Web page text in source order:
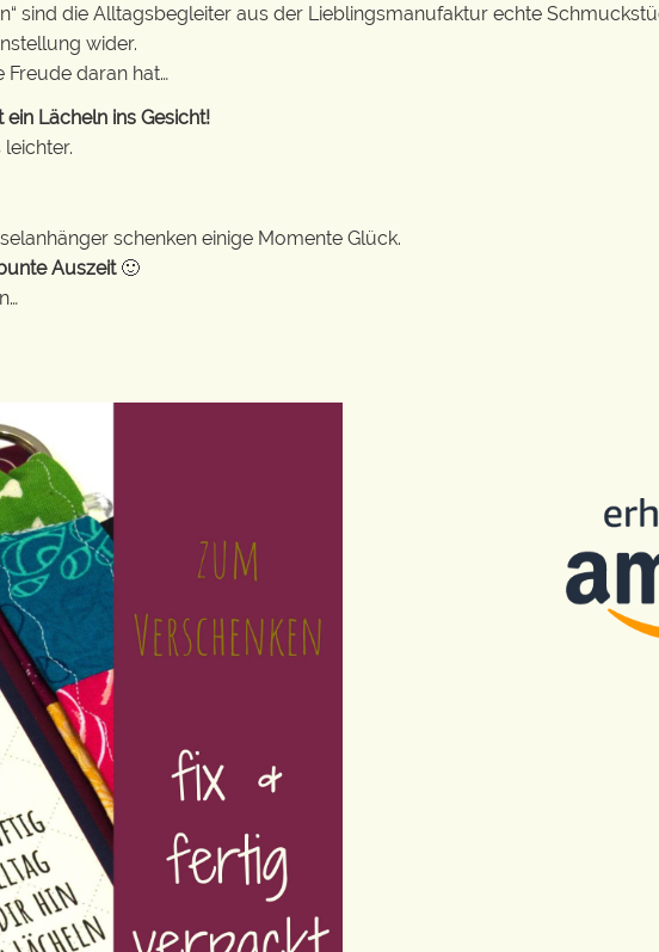
sind die Alltagsbegleiter aus der Lieblingsmanufaktur echte
wider.
daran hat…
Lächeln ins Gesicht!
schenken einige Momente Glück.
Auszeit🙂